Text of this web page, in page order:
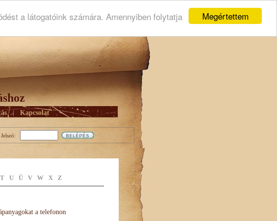
Megértettem
a látogatóink számára. Amennyiben folytatja
| Kapcsolat
Jelszó:
T U Ü V W X Z
a telefonon